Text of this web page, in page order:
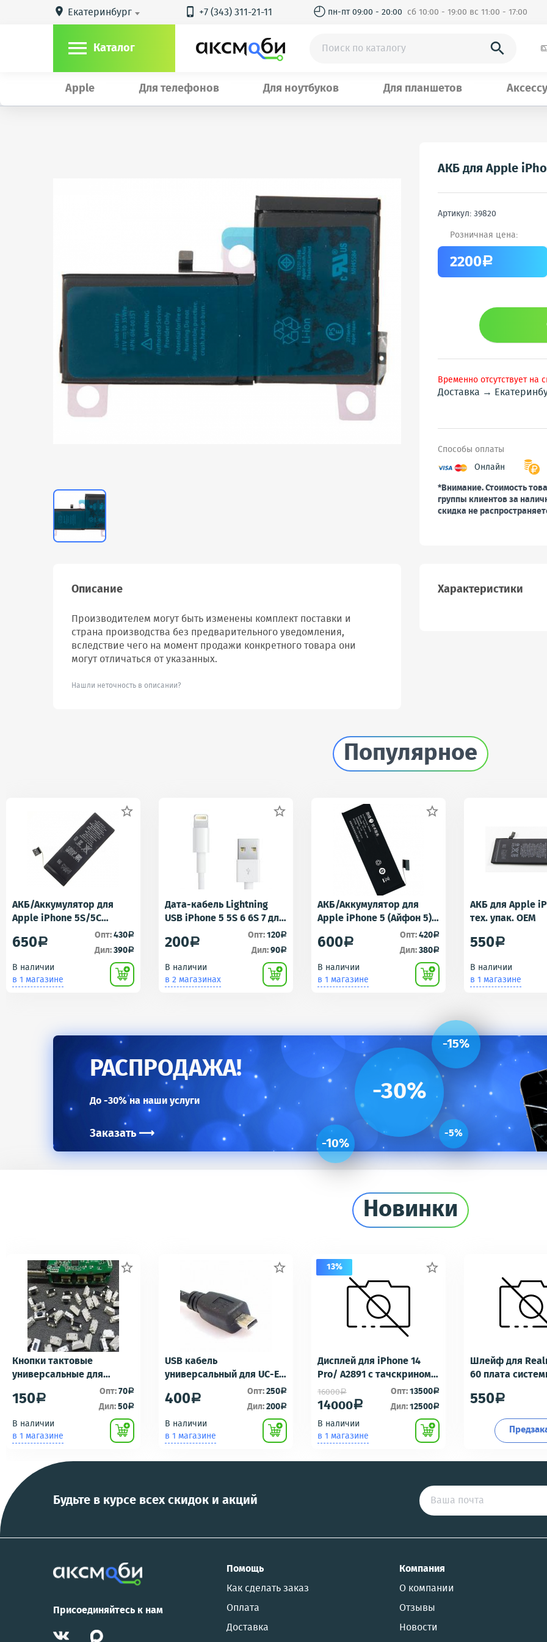
 Екатеринбург  +7 (343) 311-21-11 ◴ пн-пт 09:00 - 20:00 сб 10:00 - 19:00 вс 11:00 - 17:00
 Каталог 
Apple Для телефонов Для ноутбуков Для планшетов
АКБ для Apple
Артикул: 39820
Розничная цена:
2200a
Временно отсутствует на
Доставка →
Способы оплаты
Онлайн
*Внимание. Стоимость
группы клиентов за
скидка не
Описание
Производителем могут быть изменены комплект поставки и
страна производства без предварительного уведомления,
вследствие чего на момент продажи конкретного товара они
могут отличаться от указанных.
Нашли неточность в описании?
Характеристики
Популярное

АКБ/Аккумулятор для
Apple iPhone 5S/5C
(Айфон 5C/5Ц) тех. упак.
OEM
650a Опт:430a
Дил:390a
В наличии
в 1 магазине

Дата-кабель Lightning
USB iPhone 5 5S 6 6S 7 для
iPad 4 iPad mini iPad Air -
AA
200a Опт:120a
Дил:90a
В наличии
в 2 магазинах

АКБ/Аккумулятор для
Apple iPhone 5 (Айфон 5)
600a Опт:420a
Дил:380a
В наличии
в 1 магазине
АКБ для Apple
тех. упак. OEM
550a
В наличии
в 1 магазине
РАСПРОДАЖА!
До -30% на наши услуги
Заказать⟶
-30%
-15%
-10%
-5%
Новинки

Кнопки тактовые
универсальные для
сигнализаций (кнопки,
ключи) Scher-Khan,
Tomahawk, Pandora, KGB,
Pantera, Alligator и другие
150a Опт:70a
Дил:50a
В наличии
в 1 магазине

USB кабель
универсальный для UC-E6
UC-E16 UC-E17 зарядка/
подключению к пк для
NIKON/SONY COOL
PIX/PANASONIC/OLYMPUS
400a Опт:250a
Дил:200a
В наличии
в 1 магазине

Дисплей для iPhone 14
Pro/ A2891 с тачскрином
Черный - OR100 с разбора
идеальное состояние
16000a
14000a
13%
Опт:13500a
Дил:12500a
В наличии
в 1 магазине
Шлейф для
60 плата
гарнитуры/
Премиум
550a
Будьте в курсе всех скидок и акций
Присоединяйтесь к нам
Помощь
Как сделать заказ
Оплата
Доставка
Компания
О компании
Отзывы
Новости